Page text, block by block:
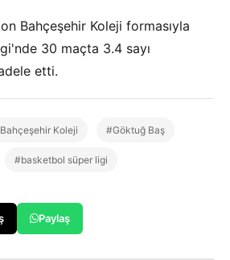
Bahçeşehir Koleji formasıyla
30 maçta 3.4 sayı
etti.
Koleji #Göktuğ Baş
#basketbol süper ligi
Paylaş